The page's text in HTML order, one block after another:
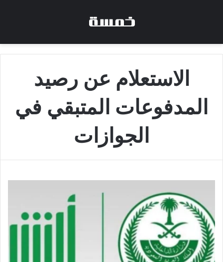
الاستعلام عن رصيد
المدفوعات المتبقي في
الجوازات